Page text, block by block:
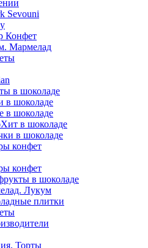
Sevouni
Конфет
Мармелад
в шоколаде
в шоколаде
в шоколаде
в шоколаде
в шоколаде
конфет
конфет
в шоколаде
Лукум
плитки
Торты